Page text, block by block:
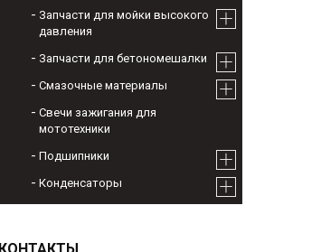
Запчасти для мойки высокого
давления
Запчасти для бетономешалки
Смазочные материалы
Свечи зажигания для
мототехники
Подшипники
Конденсаторы